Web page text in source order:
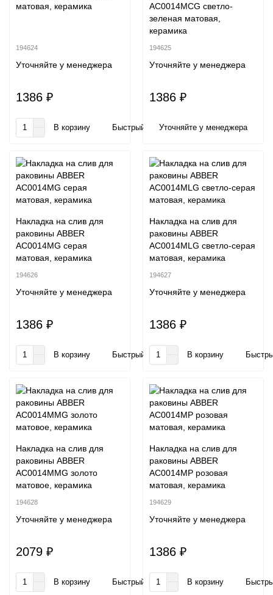
матовая, керамика
194624
Уточняйте у менеджера
1386 ₽
В корзину Быстрый заказ
AC0014MCG светло-
зеленая матовая,
керамика
194625
Уточняйте у менеджера
1386 ₽
Уточняйте у менеджера
Накладка на слив для
раковины ABBER
AC0014MG серая
матовая, керамика
194626
Уточняйте у менеджера
1386 ₽
В корзину Быстрый заказ
Накладка на слив для
раковины ABBER
AC0014MLG светло-серая
матовая, керамика
194627
Уточняйте у менеджера
1386 ₽
В корзину
Накладка на слив для
раковины ABBER
AC0014MMG золото
матовое, керамика
194628
Уточняйте у менеджера
2079 ₽
В корзину Быстрый заказ
Накладка на слив для
раковины ABBER
AC0014MP розовая
матовая, керамика
194629
Уточняйте у менеджера
1386 ₽
В корзину